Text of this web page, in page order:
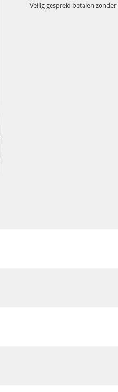
Veilig gespreid betalen zonder